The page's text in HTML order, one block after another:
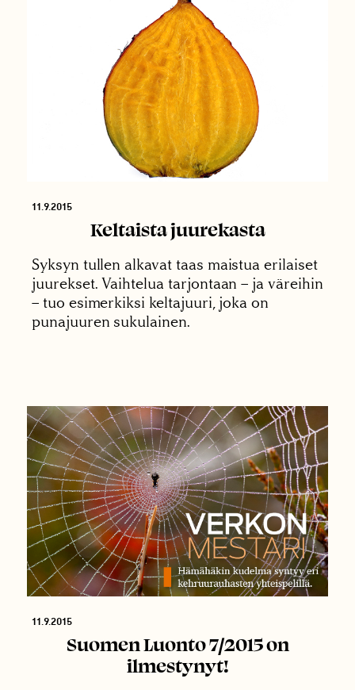
11.9.2015
Keltaista juurekasta
Syksyn tullen alkavat taas maistua erilaiset
juurekset. Vaihtelua tarjontaan – ja väreihin
– tuo esimerkiksi keltajuuri, joka on
punajuuren sukulainen.
11.9.2015
Suomen Luonto 7/2015 on
ilmestynyt!